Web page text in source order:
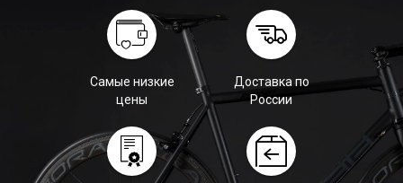
Самые низкие
цены
Доставка по
России